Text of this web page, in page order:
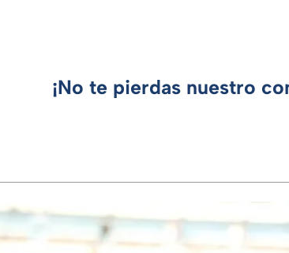
¡No te pierdas nuestro